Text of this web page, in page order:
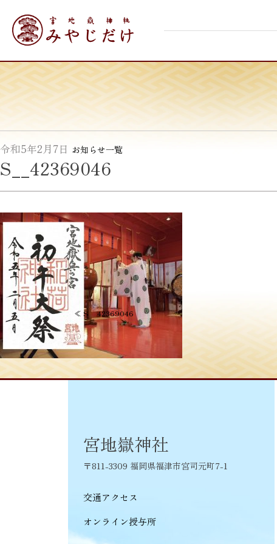
content
令和5年2月7日 お知らせ一覧
S__42369046
投
稿
ナ
ビ
シ
ョ
ン
≪ S__42369046
宮地嶽神社
〒811-3309 福岡県福津市宮司元町7-1
交通アクセス
オンライン授与所